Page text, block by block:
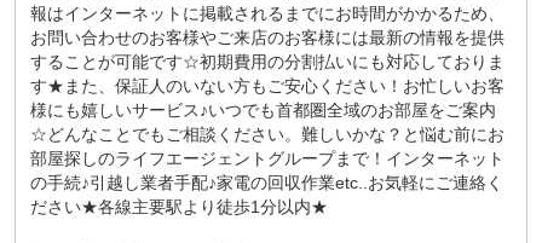
報はインターネットに掲載されるまでにお時間がかかるため、
お問い合わせのお客様やご来店のお客様には最新の情報を提供
することが可能です☆初期費用の分割払いにも対応しておりま
す★また、保証人のいない方もご安心ください！お忙しいお客
様にも嬉しいサービス♪いつでも首都圏全域のお部屋をご案内
☆どんなことでもご相談ください。難しいかな？と悩む前にお
部屋探しのライフエージェントグループまで！インターネット
の手続♪引越し業者手配♪家電の回収作業etc..お気軽にご連絡く
ださい★各線主要駅より徒歩1分以内★